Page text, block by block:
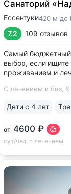
Санаторий
Ессентуки420 м до
7.2 109 отзывов
Самый бюджетный
выбор, если
проживанием и
и Парком Победы
С лечением и без,
от 4600 ₽
сут/чел, с лечением
Дети с 4 лет